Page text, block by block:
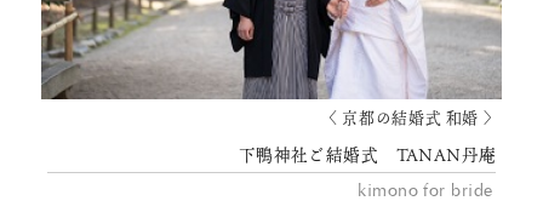
〈 京都の結婚式 和婚 〉
下鴨神社ご結婚式 TANAN丹庵
kimono for bride